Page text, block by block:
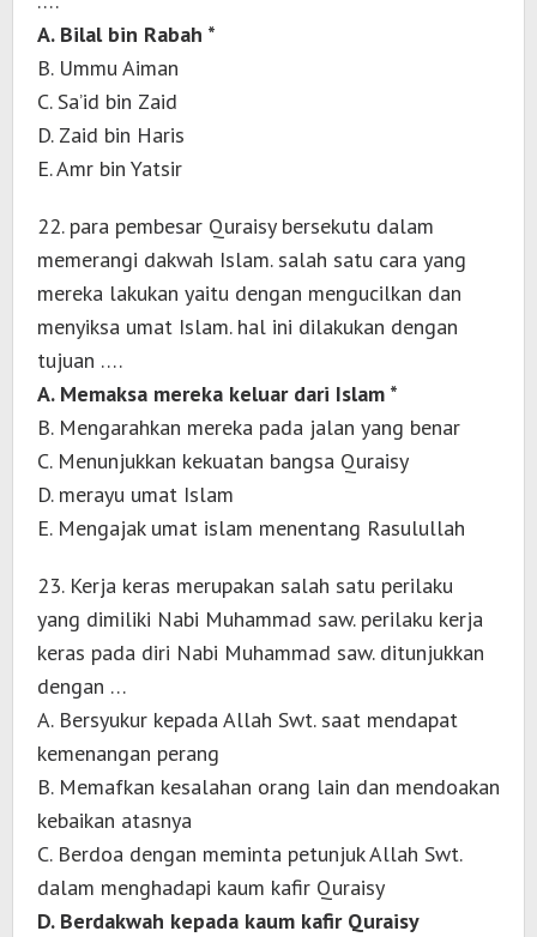
A. Bilal bin Rabah *
B. Ummu Aiman
C. Sa’id bin Zaid
D. Zaid bin Haris
E. Amr bin Yatsir
22. para pembesar Quraisy bersekutu dalam
memerangi dakwah Islam. salah satu cara yang
mereka lakukan yaitu dengan mengucilkan dan
menyiksa umat Islam. hal ini dilakukan dengan
tujuan ….
A. Memaksa mereka keluar dari Islam *
B. Mengarahkan mereka pada jalan yang benar
C. Menunjukkan kekuatan bangsa Quraisy
D. merayu umat Islam
E. Mengajak umat islam menentang Rasulullah
23. Kerja keras merupakan salah satu perilaku
yang dimiliki Nabi Muhammad saw. perilaku kerja
keras pada diri Nabi Muhammad saw. ditunjukkan
dengan …
A. Bersyukur kepada Allah Swt. saat mendapat
kemenangan perang
B. Memafkan kesalahan orang lain dan mendoakan
kebaikan atasnya
C. Berdoa dengan meminta petunjuk Allah Swt.
dalam menghadapi kaum kafir Quraisy
D. Berdakwah kepada kaum kafir Quraisy